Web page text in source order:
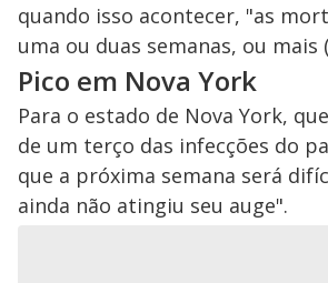
quando isso acontecer, "as
uma ou duas semanas, ou mais
Pico em Nova York
Para o estado de Nova York,
de um terço das infecções do
que a próxima semana será
ainda não atingiu seu auge".